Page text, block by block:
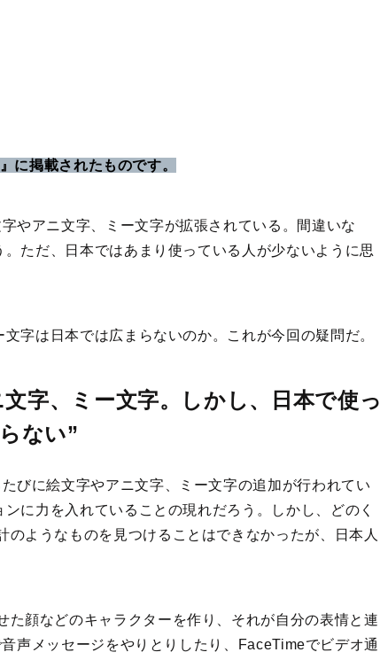
掲載されたものです。
やアニ文字、ミー文字が拡張されている。間違いな
ただ、日本ではあまり使っている人が少ないように思
字は日本では広まらないのか。これが今回の疑問だ。
字、ミー文字。しかし、日本で使っ
ない”
びに絵文字やアニ文字、ミー文字の追加が行われてい
に力を入れていることの現れだろう。しかし、どのく
のようなものを見つけることはできなかったが、日本人
た顔などのキャラクターを作り、それが自分の表情と連
声メッセージをやりとりしたり、FaceTimeでビデオ通